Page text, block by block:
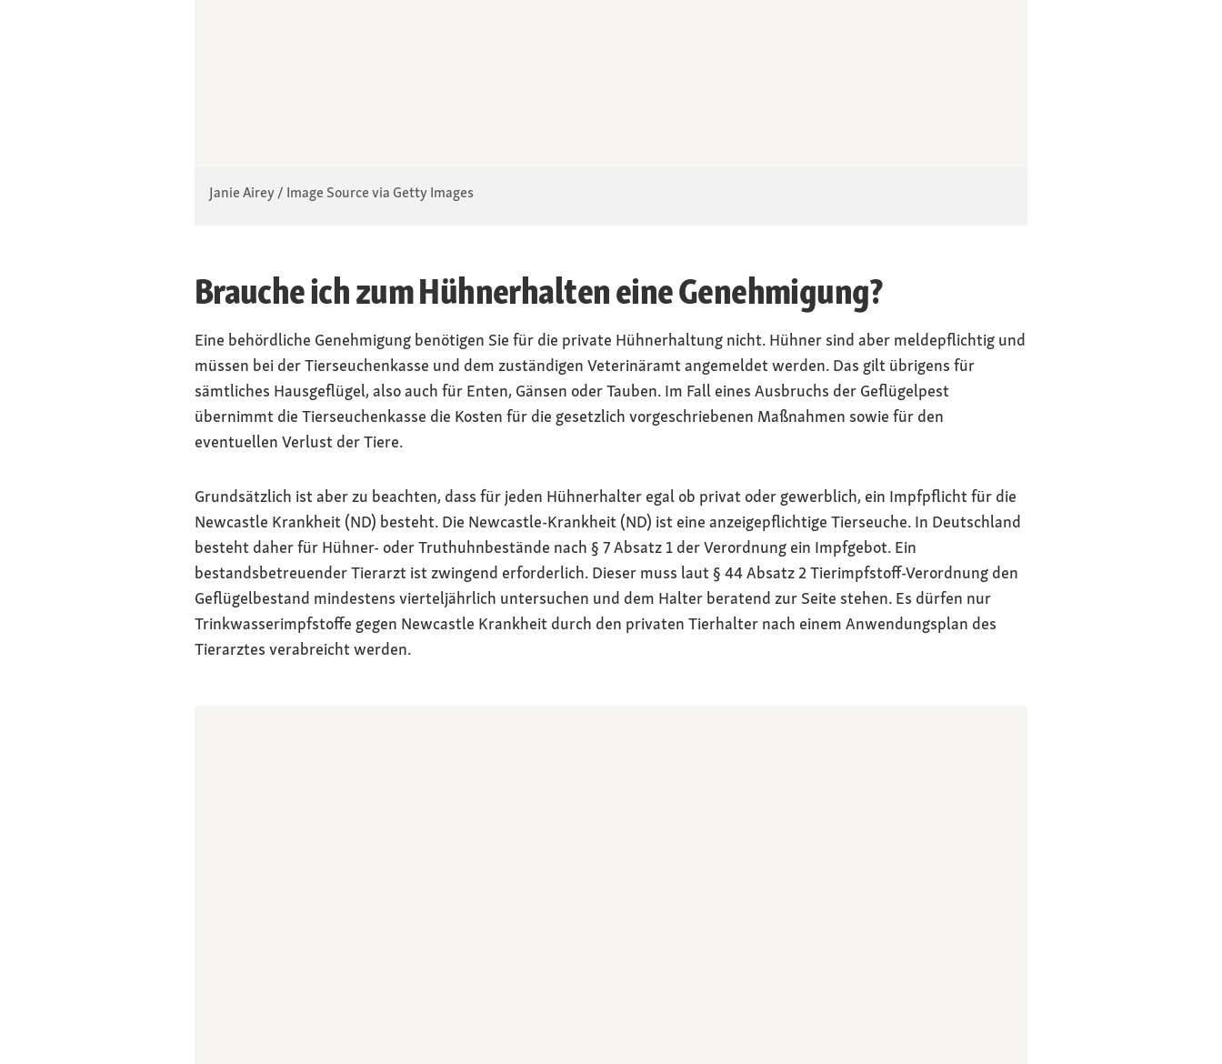
Janie Airey / Image Source via Getty Images
Brauche ich zum Hühnerhalten eine Genehmigung?
Eine behördliche Genehmigung benötigen Sie für die private Hühnerhaltung nicht. Hühner sind aber meldepflichtig und
müssen bei der Tierseuchenkasse und dem zuständigen Veterinäramt angemeldet werden. Das gilt übrigens für
sämtliches Hausgeflügel, also auch für Enten, Gänsen oder Tauben. Im Fall eines Ausbruchs der Geflügelpest
übernimmt die Tierseuchenkasse die Kosten für die gesetzlich vorgeschriebenen Maßnahmen sowie für den
eventuellen Verlust der Tiere.
Grundsätzlich ist aber zu beachten, dass für jeden Hühnerhalter egal ob privat oder gewerblich, ein Impfpflicht für die
Newcastle Krankheit (ND) besteht. Die Newcastle-Krankheit (ND) ist eine anzeigepflichtige Tierseuche. In Deutschland
besteht daher für Hühner- oder Truthuhnbestände nach § 7 Absatz 1 der Verordnung ein Impfgebot. Ein
bestandsbetreuender Tierarzt ist zwingend erforderlich. Dieser muss laut § 44 Absatz 2 Tierimpfstoff-Verordnung den
Geflügelbestand mindestens vierteljährlich untersuchen und dem Halter beratend zur Seite stehen. Es dürfen nur
Trinkwasserimpfstoffe gegen Newcastle Krankheit durch den privaten Tierhalter nach einem Anwendungsplan des
Tierarztes verabreicht werden.